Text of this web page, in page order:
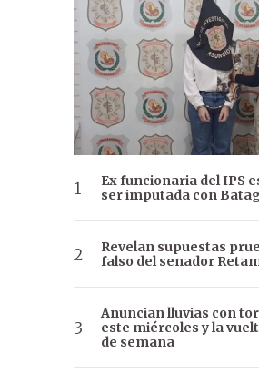
Ex funcionaria del IPS
ser imputada con
Revelan supuestas
falso del senador
Anuncian lluvias con
este miércoles y la
de semana